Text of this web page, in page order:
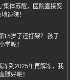
集体苏醒，医院直接变
退院！
15岁了还打架？ 孩子
学呢！
冻到2025年再解冻，我
赚好吧！